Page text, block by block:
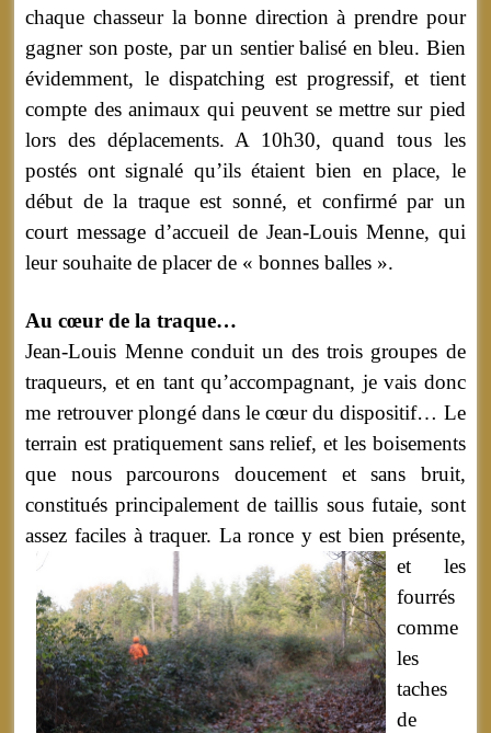
chaque chasseur la bonne direction à prendre pour
gagner son poste, par un sentier balisé en bleu. Bien
évidemment, le dispatching est progressif, et tient
compte des animaux qui peuvent se mettre sur pied
lors des déplacements. A 10h30, quand tous les
postés ont signalé qu’ils étaient bien en place, le
début de la traque est sonné, et confirmé par un
court message d’accueil de Jean-Louis Menne, qui
leur souhaite de placer de « bonnes balles ».
Au cœur de la traque…
Jean-Louis Menne conduit un des trois groupes de
traqueurs, et en tant qu’accompagnant, je vais donc
me retrouver plongé dans le cœur du dispositif… Le
terrain est pratiquement sans relief, et les boisements
que nous parcourons doucement et sans bruit,
constitués principalement de taillis sous futaie, sont
assez faciles à traquer. La ronce y est bien présente,
et les
fourrés
comme
les
taches
de